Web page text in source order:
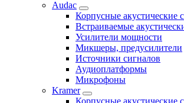
Audac
Корпусные акустические
Встраиваемые
Усилители мощности
Микшеры, предусилители
Источники сигналов
Аудиоплатформы
Микрофоны
Kramer